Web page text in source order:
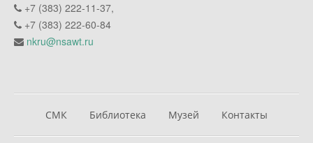
+7 (383) 222-11-37,
+7 (383) 222-60-84
nkru@nsawt.ru
СМК Библиотека Музей Контакты